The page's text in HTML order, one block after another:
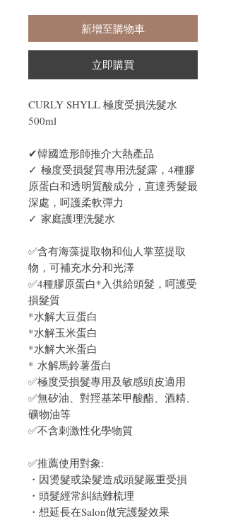
新增至購物車
立即購買
CURLY SHYLL 極度受損洗髮水
500ml
✔韓國造形師推介大熱產品
✓ 極度受損髮質專用洗髮露，4種膠
原蛋白和透明質酸成分，直達秀髮最
深處，呵護柔軟彈力
✓ 家庭護理洗髮水
✅含有海藻提取物和仙人掌莖提取
物，可補充水分和光澤
✅4種膠原蛋白*入供給頭髮，呵護受
損髮質
*水解大豆蛋白
*水解玉米蛋白
*水解大米蛋白
* 水解馬鈴薯蛋白
✅極度受損髮專用及敏感頭皮適用
✅無矽油、對羥基苯甲酸酯、酒精、
礦物油等
✅不含刺激性化學物質
✅推薦使用對象:
・因燙髮或染髮造成頭髮嚴重受損
・頭髮經常糾結難梳理
・想延長在Salon做完護髮效果